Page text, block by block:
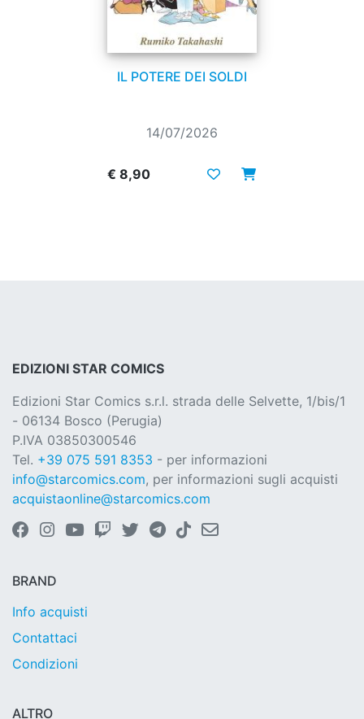
IL POTERE DEI SOLDI
14/07/2026
€ 8,90
EDIZIONI STAR COMICS
Edizioni Star Comics s.r.l. strada delle Selvette, 1/bis/1
- 06134 Bosco (Perugia)
P.IVA 03850300546
Tel. +39 075 591 8353 - per informazioni
info@starcomics.com, per informazioni sugli acquisti
acquistaonline@starcomics.com
BRAND
Info acquisti
Contattaci
Condizioni
ALTRO